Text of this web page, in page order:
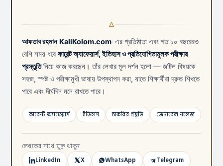
আফতাব রহমান KaliKolom.com-এর প্রতিষ্ঠাতা এবং গত ১০ বছরেরও
বেশি সময় ধরে কারেন্ট অ্যাফেয়ার্স, ইতিহাস ও প্রতিযোগিতামূলক পরীক্ষার
প্রস্তুতিনিয়ে কাজ করছেন। তাঁর লেখার মূল দর্শন হলো — জটিল বিষয়কে
সহজ, স্পষ্ট ও পরীক্ষামুখী ভাষায় উপস্থাপন করা, যাতে শিক্ষার্থীরা দ্রুত শিখতে
পারে এবং দীর্ঘদিন মনে রাখতে পারে।
কারেন্ট অ্যাফেয়ার্স ইতিহাস চাকরির প্রস্তুতি জেনারেল নলেজ
লেখকের সাথে যুক্ত থাকুন
LinkedIn X WhatsApp
Telegram